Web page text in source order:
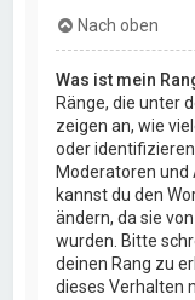
Nach oben
Was ist mein
Ränge, die unter
zeigen an, wie
oder
Moderatoren
kannst du den
ändern, da sie
wurden. Bitte
deinen Rang zu
dieses Verhalten